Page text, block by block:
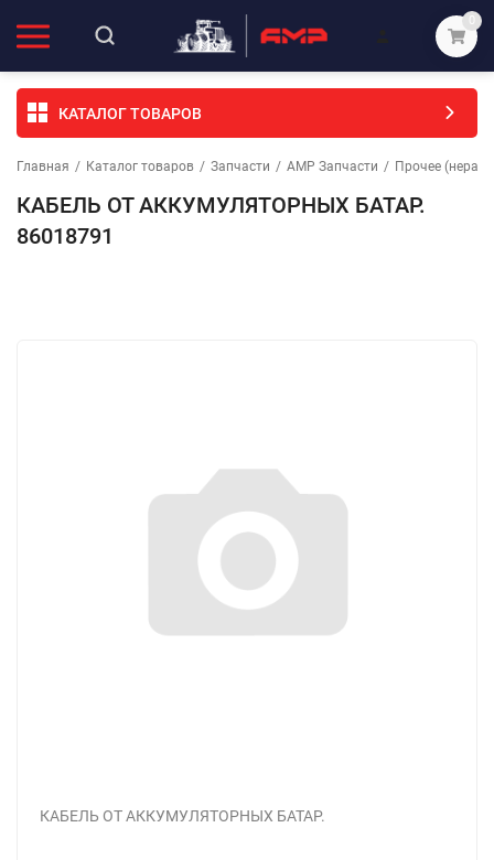
0
КАТАЛОГ ТОВАРОВ
Главная / Каталог товаров / Запчасти / АМР Запчасти / Прочее
КАБЕЛЬ ОТ АККУМУЛЯТОРНЫХ БАТАР.
86018791
КАБЕЛЬ ОТ АККУМУЛЯТОРНЫХ БАТАР.